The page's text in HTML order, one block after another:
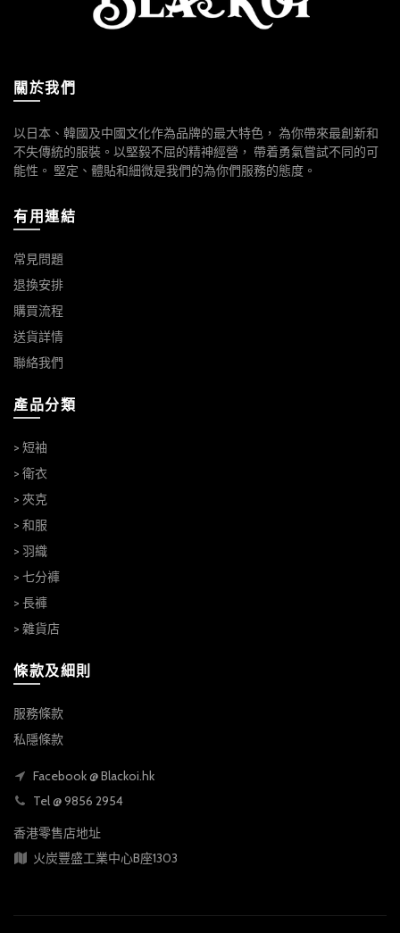
關於我們
以日本、韓國及中國文化作為品牌的最大特色， 為你帶來最創新和
不失傳統的服裝。以堅毅不屈的精神經營， 帶着勇氣嘗試不同的可
能性。 堅定、體貼和細微是我們的為你們服務的態度。
有用連結
常見問題
退換安排
購買流程
送貨詳情
聯絡我們
產品分類
> 短袖
> 衛衣
> 夾克
> 和服
> 羽織
> 七分褲
> 長褲
> 雜貨店
條款及細則
服務條款
私隱條款
Facebook @ Blackoi.hk
Tel @ 9856 2954
香港零售店地址
火炭豐盛工業中心B座1303